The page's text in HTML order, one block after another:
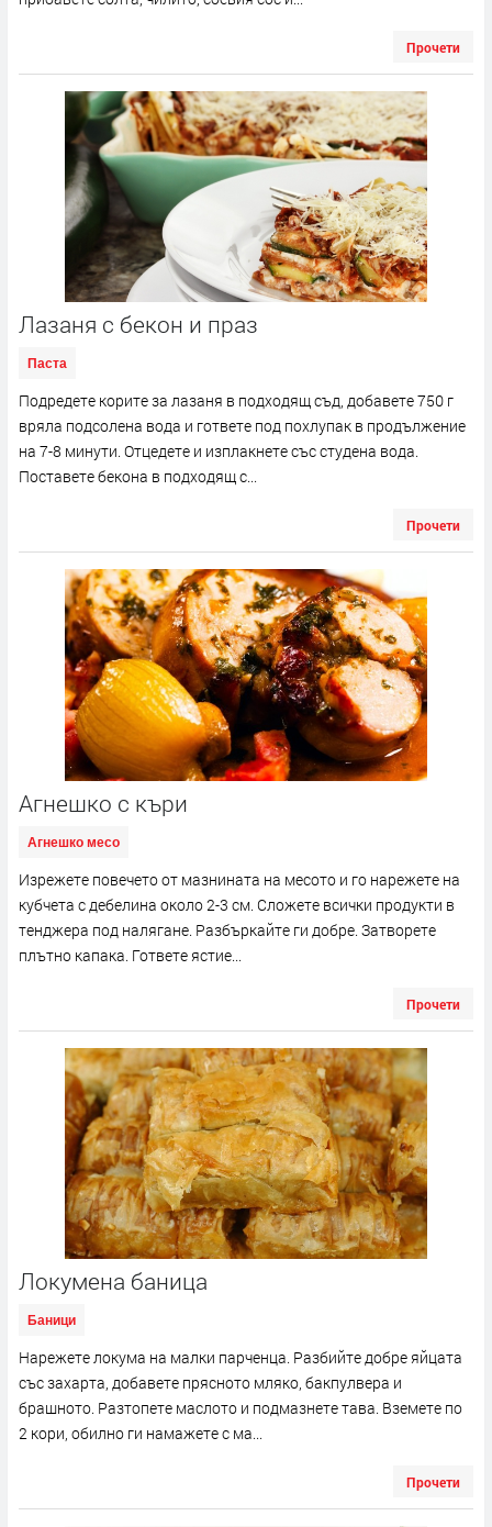
Прочети
Лазаня с бекон и праз
Паста
Подредете корите за лазаня в подходящ съд, добавете 750 г
вряла подсолена вода и гответе под похлупак в продължение
на 7-8 минути. Отцедете и изплакнете със студена вода.
Поставете бекона в подходящ с...
Прочети
Агнешко с къри
Агнешко месо
Изрежете повечето от мазнината на месото и го нарежете на
кубчета с дебелина около 2-3 см. Сложете всички продукти в
тенджера под налягане. Разбъркайте ги добре. Затворете
плътно капака. Гответе ястие...
Прочети
Локумена баница
Баници
Нарежете локума на малки парченца. Разбийте добре яйцата
със захарта, добавете прясното мляко, бакпулвера и
брашното. Разтопете маслото и подмазнете тава. Вземете по
2 кори, обилно ги намажете с ма...
Прочети